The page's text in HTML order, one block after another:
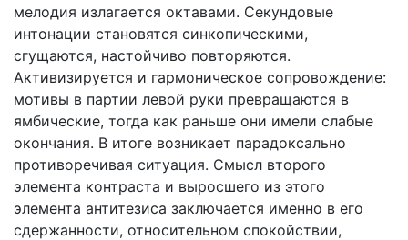
мелодия излагается октавами. Секундовые
интонации становятся синкопическими,
сгущаются, настойчиво повторяются.
Активизируется и гармоническое сопровождение:
мотивы в партии левой руки превращаются в
ямбические, тогда как раньше они имели слабые
окончания. В итоге возникает парадоксально
противоречивая ситуация. Смысл второго
элемента контраста и выросшего из этого
элемента антитезиса заключается именно в его
сдержанности, относительном спокойствии,